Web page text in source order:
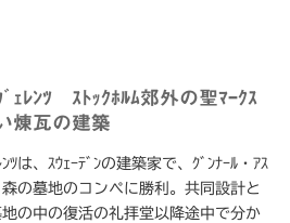
ﾞｪﾚﾝﾂ ｽﾄｯｸﾎﾙﾑ郊外の聖ﾏｰｸｽ
煉瓦の建築
ﾝﾂは、ｽｳｪｰﾃﾞﾝの建築家で、ｸﾞﾝﾅｰﾙ・ｱｽ
森の墓地のコンペに勝利。共同設計と
の中の復活の礼拝堂以降途中で分か